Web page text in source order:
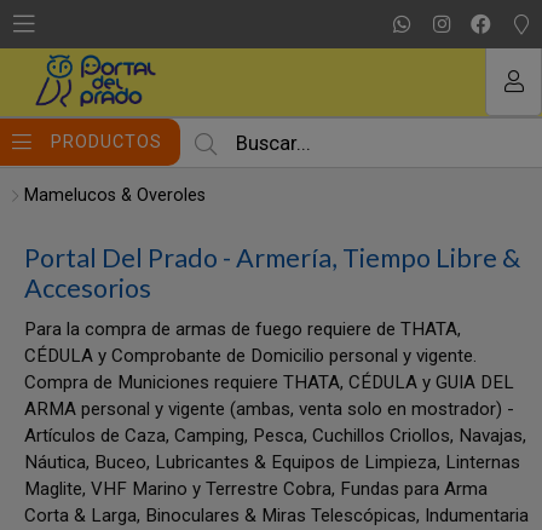
PRODUCTOS
Mamelucos & Overoles
Portal Del Prado - Armería, Tiempo Libre &
Accesorios
Para la compra de armas de fuego requiere de THATA,
CÉDULA y Comprobante de Domicilio personal y vigente.
Compra de Municiones requiere THATA, CÉDULA y GUIA DEL
ARMA personal y vigente (ambas, venta solo en mostrador) -
Artículos de Caza, Camping, Pesca, Cuchillos Criollos, Navajas,
Náutica, Buceo, Lubricantes & Equipos de Limpieza, Linternas
Maglite, VHF Marino y Terrestre Cobra, Fundas para Arma
Corta & Larga, Binoculares & Miras Telescópicas, Indumentaria